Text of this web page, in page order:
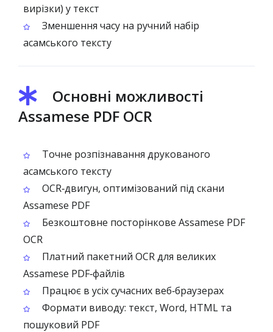
вирізки) у текст
Зменшення часу на ручний набір
асамського тексту
Основні можливості
Assamese PDF OCR
Точне розпізнавання друкованого
асамського тексту
OCR‑двигун, оптимізований під скани
Assamese PDF
Безкоштовне посторінкове Assamese PDF
OCR
Платний пакетний OCR для великих
Assamese PDF‑файлів
Працює в усіх сучасних веб‑браузерах
Формати виводу: текст, Word, HTML та
пошуковий PDF